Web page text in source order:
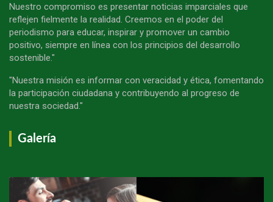
Nuestro compromiso es presentar noticias imparciales que
reflejen fielmente la realidad. Creemos en el poder del
periodismo para educar, inspirar y promover un cambio
positivo, siempre en línea con los principios del desarrollo
sostenible."
"Nuestra misión es informar con veracidad y ética, fomentando
la participación ciudadana y contribuyendo al progreso de
nuestra sociedad."
Galería